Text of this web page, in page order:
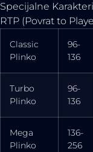
Specijalne
RTP (Povrat to
Classic
Plinko
96-
136
Turbo
Plinko
96-
136
Mega
Plinko
136-
256